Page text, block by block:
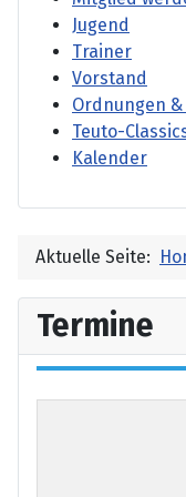
Jugend
Trainer
Vorstand
Ordnungen
Teuto-
Kalender
Aktuelle Seite:
Termine